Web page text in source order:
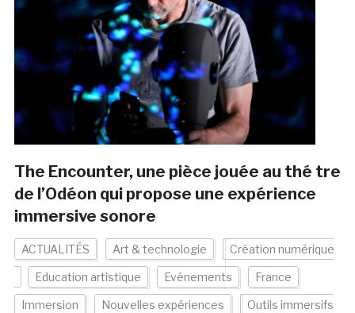
The Encounter, une pièce jouée au thé tre
de l’Odéon qui propose une expérience
immersive sonore
ACTUALITÉS Art & technologie Création numérique
Education artistique Evénements France
Immersion Nouvelles expériences Outils immersifs